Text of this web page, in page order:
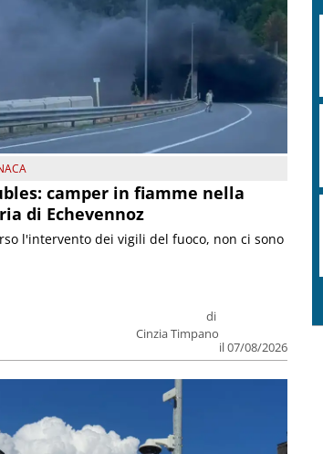
camper in fiamme nella
di Echevennoz
di
Cinzia Timpano
il 07/08/2026
l'intervento dei vigili del fuoco, non ci sono